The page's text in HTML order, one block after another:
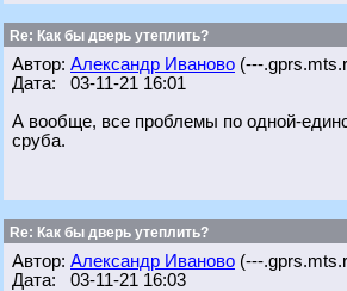
Re: Как бы дверь утеплить?
Автор: Александр Иваново (---
Дата: 03-11-21 16:01
А вообще, все проблемы по одной-
сруба.
Re: Как бы дверь утеплить?
Автор: Александр Иваново (---
Дата: 03-11-21 16:03